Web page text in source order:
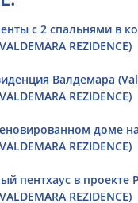
с 2 спальнями в
REZIDENCE)
Валдемара
REZIDENCE)
доме
REZIDENCE)
пентхаус в проекте
REZIDENCE)